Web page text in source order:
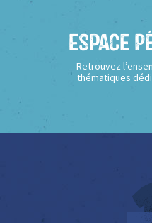
Espace
Retrouvez
thématiques